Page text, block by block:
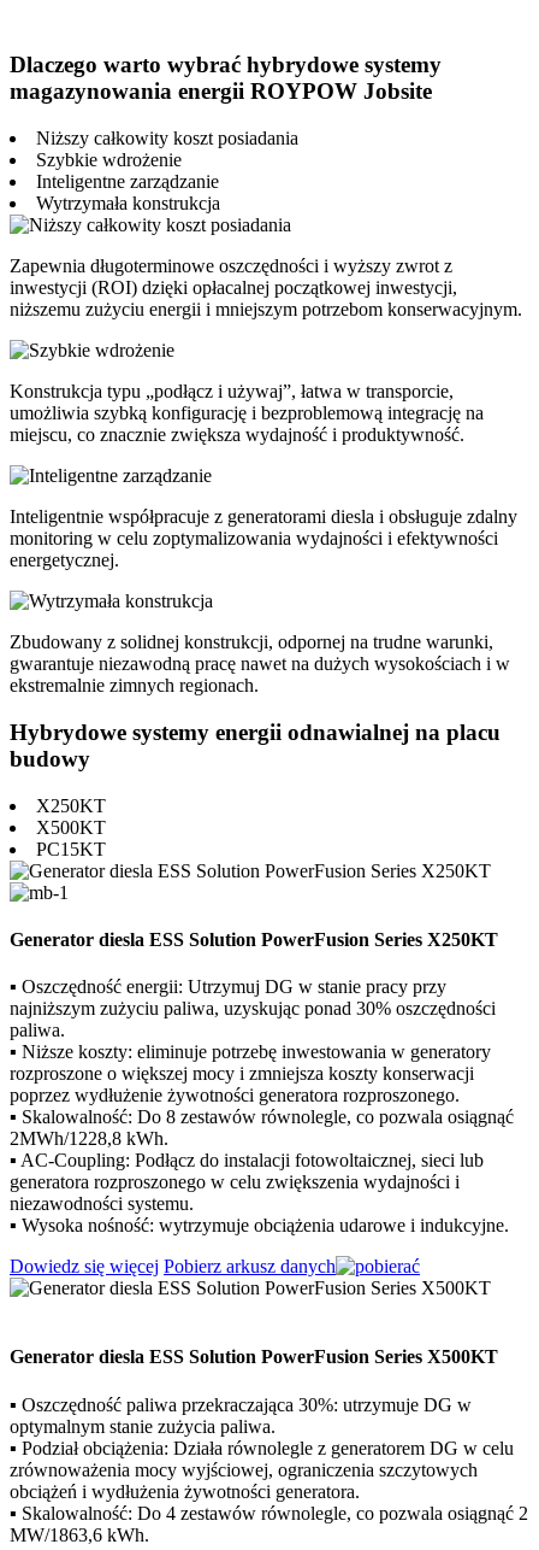
Dlaczego warto wybrać hybrydowe systemy
magazynowania energii ROYPOW Jobsite
Niższy całkowity koszt posiadania
Szybkie wdrożenie
Inteligentne zarządzanie
Wytrzymała konstrukcja
Zapewnia długoterminowe oszczędności i wyższy zwrot z
inwestycji (ROI) dzięki opłacalnej początkowej inwestycji,
niższemu zużyciu energii i mniejszym potrzebom konserwacyjnym.
Konstrukcja typu „podłącz i używaj”, łatwa w transporcie,
umożliwia szybką konfigurację i bezproblemową integrację na
miejscu, co znacznie zwiększa wydajność i produktywność.
Inteligentnie współpracuje z generatorami diesla i obsługuje zdalny
monitoring w celu zoptymalizowania wydajności i efektywności
energetycznej.
Zbudowany z solidnej konstrukcji, odpornej na trudne warunki,
gwarantuje niezawodną pracę nawet na dużych wysokościach i w
ekstremalnie zimnych regionach.
Hybrydowe systemy energii odnawialnej na placu
budowy
X250KT
X500KT
PC15KT
Generator diesla ESS Solution PowerFusion Series X250KT
▪ Oszczędność energii: Utrzymuj DG w stanie pracy przy
najniższym zużyciu paliwa, uzyskując ponad 30% oszczędności
paliwa.
▪ Niższe koszty: eliminuje potrzebę inwestowania w generatory
rozproszone o większej mocy i zmniejsza koszty konserwacji
poprzez wydłużenie żywotności generatora rozproszonego.
▪ Skalowalność: Do 8 zestawów równolegle, co pozwala osiągnąć
2MWh/1228,8 kWh.
▪ AC-Coupling: Podłącz do instalacji fotowoltaicznej, sieci lub
generatora rozproszonego w celu zwiększenia wydajności i
niezawodności systemu.
▪ Wysoka nośność: wytrzymuje obciążenia udarowe i indukcyjne.
Dowiedz się więcej Pobierz arkusz danych
Generator diesla ESS Solution PowerFusion Series X500KT
▪ Oszczędność paliwa przekraczająca 30%: utrzymuje DG w
optymalnym stanie zużycia paliwa.
▪ Podział obciążenia: Działa równolegle z generatorem DG w celu
zrównoważenia mocy wyjściowej, ograniczenia szczytowych
obciążeń i wydłużenia żywotności generatora.
▪ Skalowalność: Do 4 zestawów równolegle, co pozwala osiągnąć 2
MW/1863,6 kWh.